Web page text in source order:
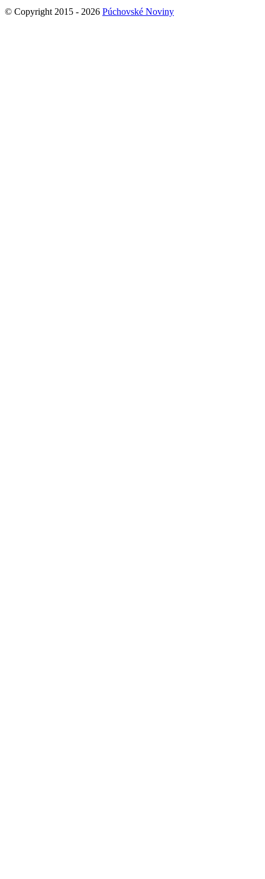
© Copyright 2015 - 2026 Púchovské Noviny